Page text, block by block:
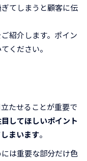
てしまうと顧客に伝
紹介します。ポイン
ください。
たせることが重要で
してほしいポイント
まいます。
は重要な部分だけ色